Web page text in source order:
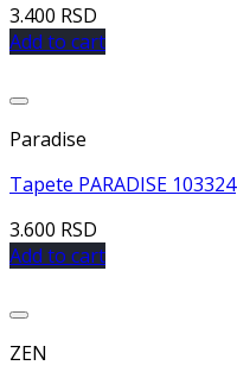
3.400 RSD
Add to cart
Paradise
Tapete PARADISE 103324
3.600 RSD
Add to cart
ZEN